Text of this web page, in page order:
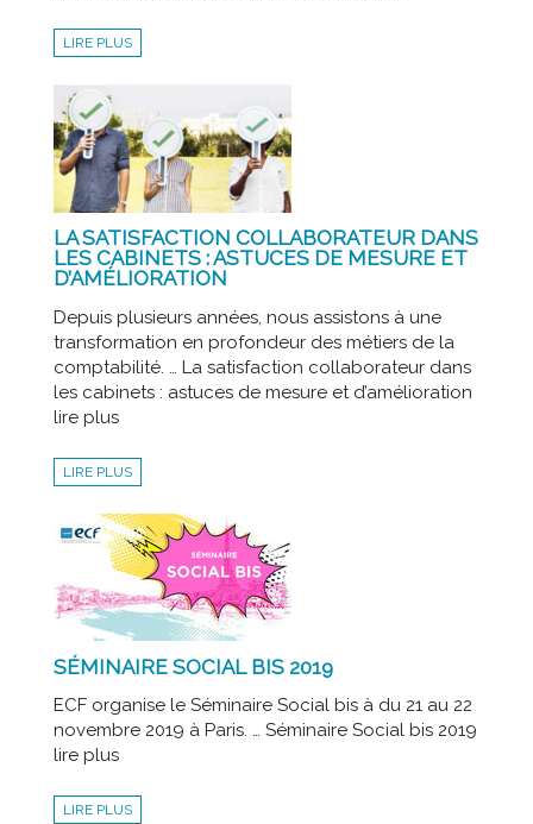
LIRE PLUS
LA SATISFACTION COLLABORATEUR DANS
LES CABINETS : ASTUCES DE MESURE ET
D’AMÉLIORATION
Depuis plusieurs années, nous assistons à une
transformation en profondeur des métiers de la
comptabilité. … La satisfaction collaborateur dans
les cabinets : astuces de mesure et d’amélioration
lire plus
LIRE PLUS
SÉMINAIRE SOCIAL BIS 2019
ECF organise le Séminaire Social bis à du 21 au 22
novembre 2019 à Paris. … Séminaire Social bis 2019
lire plus
LIRE PLUS